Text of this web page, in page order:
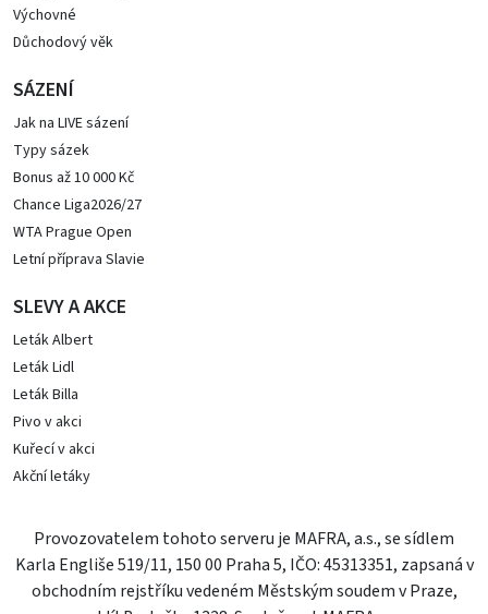
Výchovné
Důchodový věk
SÁZENÍ
Jak na LIVE sázení
Typy sázek
Bonus až 10 000 Kč
Chance Liga2026/27
WTA Prague Open
Letní příprava Slavie
SLEVY A AKCE
Leták Albert
Leták Lidl
Leták Billa
Pivo v akci
Kuřecí v akci
Akční letáky
Provozovatelem tohoto serveru je MAFRA, a.s., se sídlem
Karla Engliše 519/11, 150 00 Praha 5, IČO: 45313351, zapsaná v
obchodním rejstříku vedeném Městským soudem v Praze,